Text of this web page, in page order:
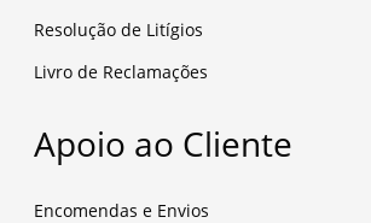
Resolução de Litígios
Livro de Reclamações
Apoio ao Cliente
Encomendas e Envios